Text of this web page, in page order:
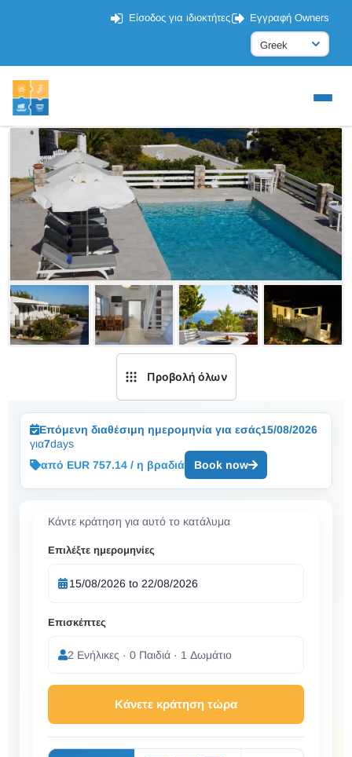
Είσοδος για ιδιοκτήτες Εγγραφή Owners
Προβολή όλων
Επόμενη διαθέσιμη ημερομηνία για εσάς15/08/2026
για7days
από EUR 757.14 / η βραδιά
Book now
Κάντε κράτηση για αυτό το κατάλυμα
Επιλέξτε ημερομηνίες
Επισκέπτες
2 Ενήλικες · 0 Παιδιά · 1 Δωμάτιο
Κάνετε κράτηση τώρα